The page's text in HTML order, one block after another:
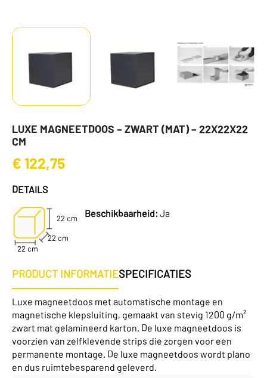
LUXE MAGNEETDOOS – ZWART (MAT) – 22X22X22
CM
€ 122,75
DETAILS
22 cm
22 cm
22 cm
Beschikbaarheid:Ja
PRODUCT INFORMATIESPECIFICATIES
Luxe magneetdoos met automatische montage en
magnetische klepsluiting, gemaakt van stevig 1200 g/m²
zwart mat gelamineerd karton. De luxe magneetdoos is
voorzien van zelfklevende strips die zorgen voor een
permanente montage. De luxe magneetdoos wordt plano
en dus ruimtebesparend geleverd.